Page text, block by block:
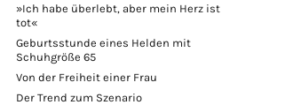
»Ich habe überlebt, aber mein Herz ist
tot«
Geburtsstunde eines Helden mit
Schuhgröße 65
Von der Freiheit einer Frau
Der Trend zum Szenario